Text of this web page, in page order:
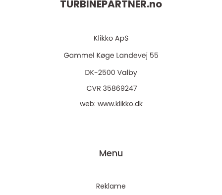
TURBINEPARTNER.no
web: www.klikko.dk
Menu
Reklame